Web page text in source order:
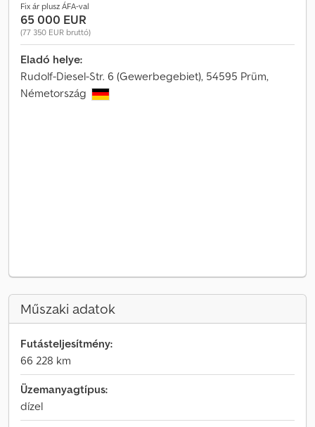
Fix ár plusz ÁFA-val
65 000 EUR
(77 350 EUR bruttó)
Eladó helye:
Rudolf-Diesel-Str. 6 (Gewerbegebiet), 54595 Prüm,
Németország
Műszaki adatok
Futásteljesítmény:
66 228 km
Üzemanyagtípus:
dízel